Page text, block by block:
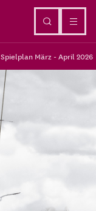
Spielplan März - April 2026